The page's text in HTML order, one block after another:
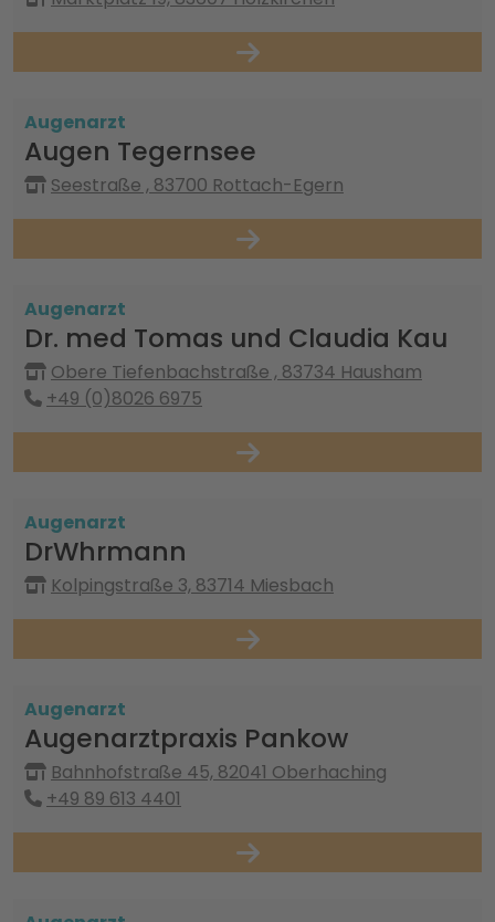
Augenarzt
Augen Tegernsee
Seestraße , 83700 Rottach-Egern
Augenarzt
Dr. med Tomas und Claudia Kau
Obere Tiefenbachstraße , 83734 Hausham
+49 (0)8026 6975
Augenarzt
DrWhrmann
Kolpingstraße 3, 83714 Miesbach
Augenarzt
Augenarztpraxis Pankow
Bahnhofstraße 45, 82041 Oberhaching
+49 89 613 4401